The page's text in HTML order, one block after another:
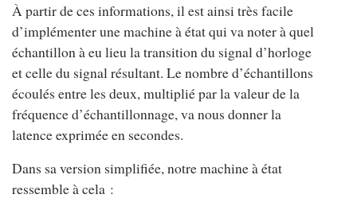
À partir de ces informations, il est ainsi très facile
d’implémenter une machine à état qui va noter à quel
échantillon à eu lieu la transition du signal d’horloge
et celle du signal résultant. Le nombre d’échantillons
écoulés entre les deux, multiplié par la valeur de la
fréquence d’échantillonnage, va nous donner la
latence exprimée en secondes.
Dans sa version simplifiée, notre machine à état
ressemble à cela :